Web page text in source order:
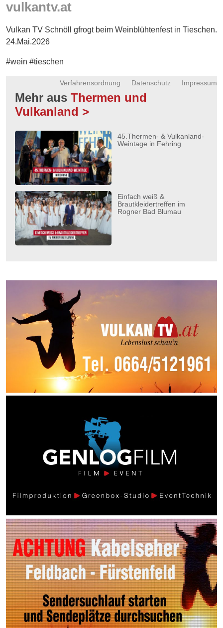
Energie
Schnöll
gfrogt
Zonen
vulkantv.at
Vulkan TV Schnöll gfrogt beim Weinblühtenfest in Tieschen.
24.Mai.2026
#wein #tieschen
Impressum
Datenschutz
Verfahrensordnung
Mehr aus Thermen und
Vulkanland >
45.Thermen- & Vulkanland-
Weintage in Fehring
Einfach weiß &
Brautkleidertreffen im
Rogner Bad Blumau